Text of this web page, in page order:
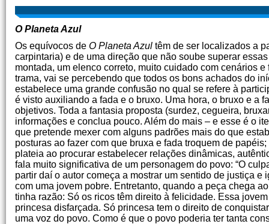
O Planeta Azul
Os equívocos de O Planeta Azul têm de ser localizados a
carpintaria) e de uma direção que não soube superar
montada, um elenco correto, muito cuidado com cenários
trama, vai se percebendo que todos os bons achados do
estabelece uma grande confusão no qual se refere à
é visto auxiliando a fada e o bruxo. Uma hora, o bruxo e a
objetivos. Toda a fantasia proposta (surdez, cegueira,
informações e conclua pouco. Além do mais – e esse é o
que pretende mexer com alguns padrões mais do que
posturas ao fazer com que bruxa e fada troquem de
plateia ao procurar estabelecer relações dinâmicas,
fala muito significativa de um personagem do povo: “O
partir daí o autor começa a mostrar um sentido de justiça
com uma jovem pobre. Entretanto, quando a peça chega
tinha razão: Só os ricos têm direito à felicidade. Essa
princesa disfarçada. Só princesa tem o direito de
uma voz do povo. Como é que o povo poderia ter tanta